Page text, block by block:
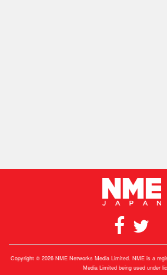
Copyright © 2026 NME Networks Media Limited. NME is a
Media Limited being used under